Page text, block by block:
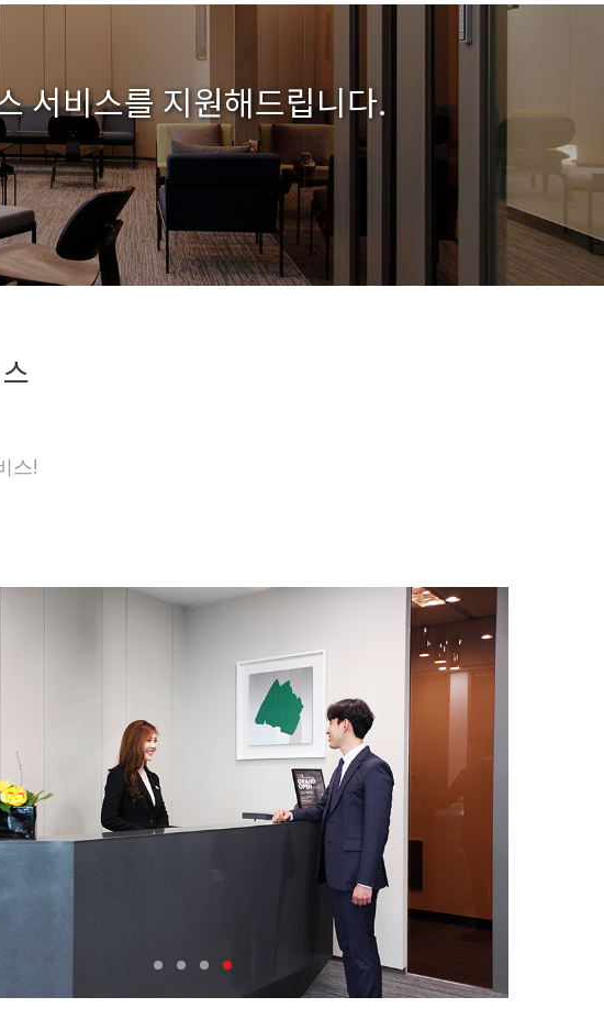
서비스를 지원해드립니다.
스!